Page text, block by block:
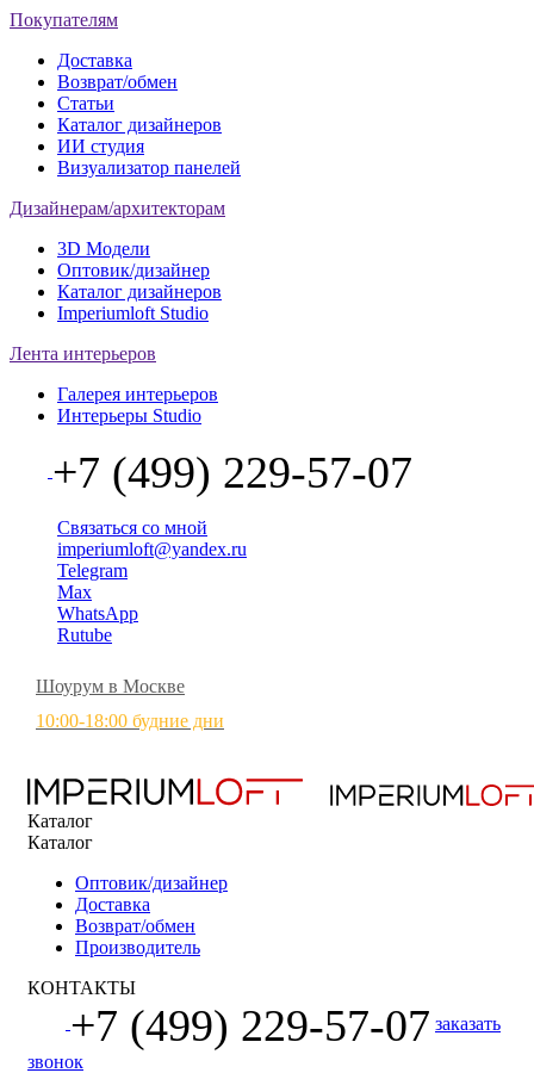
Покупателям
Доставка
Возврат/обмен
Статьи
Каталог дизайнеров
ИИ студия
Визуализатор панелей
Дизайнерам/архитекторам
3D Модели
Оптовик/дизайнер
Каталог дизайнеров
Imperiumloft Studio
Лента интерьеров
Галерея интерьеров
Интерьеры Studio
+7 (499) 229-57-07
Связаться со мной
imperiumloft@yandex.ru
Telegram
Max
WhatsApp
Rutube
Шоурум в Москве
10:00-18:00 будние дни
Каталог
Каталог
Оптовик/дизайнер
Доставка
Возврат/обмен
Производитель
КОНТАКТЫ
+7 (499) 229-57-07 заказать
звонок